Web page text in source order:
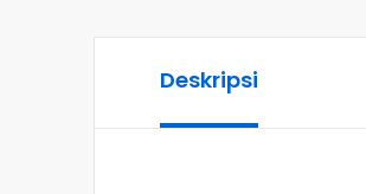
Deskripsi